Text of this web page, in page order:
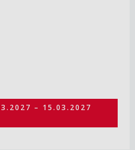
– 15.03.2027